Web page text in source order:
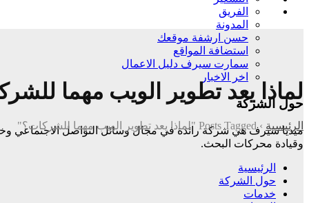
الفريق
المدونة
حسن ارشفة موقعك
استضافة المواقع
سمارت سيرف دليل الاعمال
اخر الاخبار
حول الشركة
وقيادة محركات البحث.
الرئيسية
حول الشركة
خدمات
لماذا يعد تطوير الويب مهما
الرئيسية ›Posts Tagged "لماذا يعد تطوير الويب مهما للشركات؟"